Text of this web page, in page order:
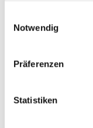
Notwendig
Präferenzen
Statistiken